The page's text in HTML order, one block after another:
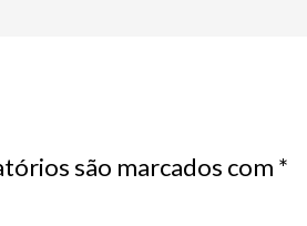
são marcados com *